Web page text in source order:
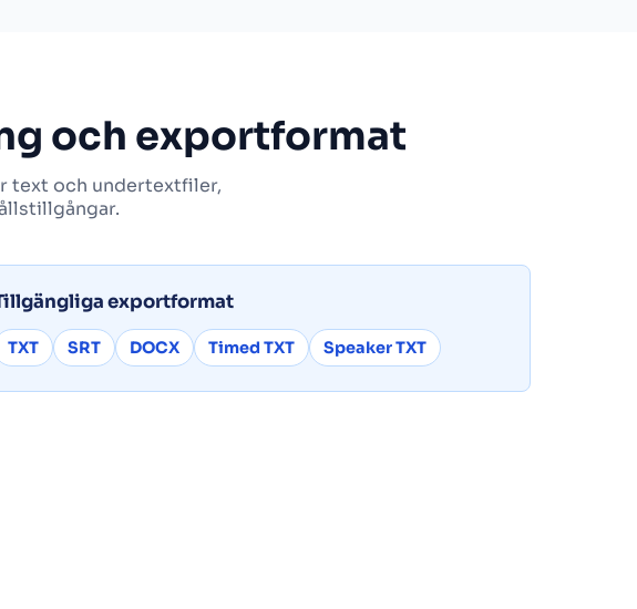
och exportformat
text och undertextfiler,
exportformat
TXT SRT DOCX Timed TXT Speaker TXT